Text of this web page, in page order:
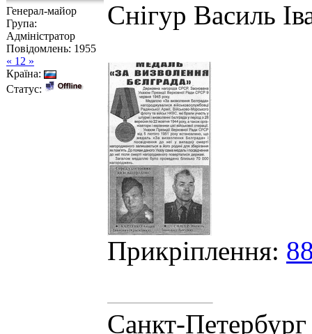
Генерал-майор
Група:
Адміністратор
Повідомлень: 1955
« 12 »
Країна:
Статус:
Снігур Василь
Прикріплення:
Санкт-Петербург